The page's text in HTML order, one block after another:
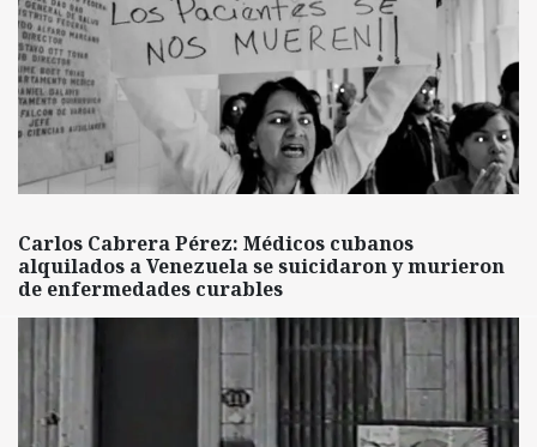
Carlos Cabrera Pérez: Médicos cubanos
alquilados a Venezuela se suicidaron y murieron
de enfermedades curables